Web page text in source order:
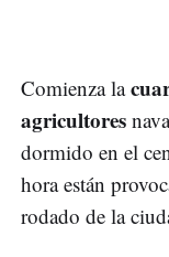
Comienza la
agricultores
dormido en el
hora están
rodado de la